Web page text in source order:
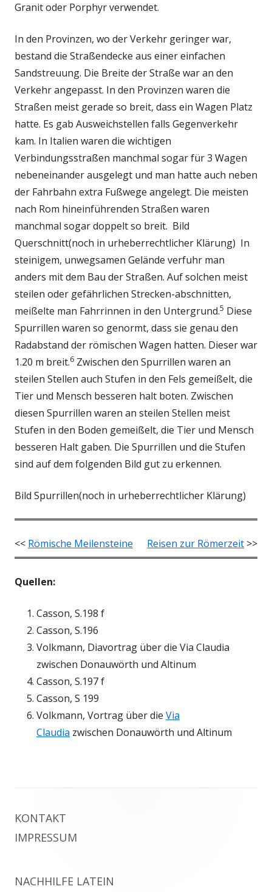
Granit oder Porphyr verwendet.
In den Provinzen, wo der Verkehr geringer war,
bestand die Straßendecke aus einer einfachen
Sandstreuung. Die Breite der Straße war an den
Verkehr angepasst. In den Provinzen waren die
Straßen meist gerade so breit, dass ein Wagen Platz
hatte. Es gab Ausweichstellen falls Gegenverkehr
kam. In Italien waren die wichtigen
Verbindungsstraßen manchmal sogar für 3 Wagen
nebeneinander ausgelegt und man hatte auch neben
der Fahrbahn extra Fußwege angelegt. Die meisten
nach Rom hineinführenden Straßen waren
manchmal sogar doppelt so breit. Bild
Querschnitt(noch in urheberrechtlicher Klärung) In
steinigem, unwegsamen Gelände verfuhr man
anders mit dem Bau der Straßen. Auf solchen meist
steilen oder gefährlichen Strecken-abschnitten,
meißelte man Fahrrinnen in den Untergrund.5 Diese
Spurrillen waren so genormt, dass sie genau den
Radabstand der römischen Wagen hatten. Dieser war
1.20 m breit.6 Zwischen den Spurrillen waren an
steilen Stellen auch Stufen in den Fels gemeißelt, die
Tier und Mensch besseren halt boten. Zwischen
diesen Spurrillen waren an steilen Stellen meist
Stufen in den Boden gemeißelt, die Tier und Mensch
besseren Halt gaben. Die Spurrillen und die Stufen
sind auf dem folgenden Bild gut zu erkennen.
Bild Spurrillen(noch in urheberrechtlicher Klärung)
<< Römische Meilensteine Reisen zur Römerzeit >>
Quellen:
Casson, S.198 f
Casson, S.196
Volkmann, Diavortrag über die Via Claudia
zwischen Donauwörth und Altinum
Casson, S.197 f
Casson, S 199
Volkmann, Vortrag über die Via
Claudia zwischen Donauwörth und Altinum
Inhalt
KONTAKT
IMPRESSUM
NACHHILFE LATEIN